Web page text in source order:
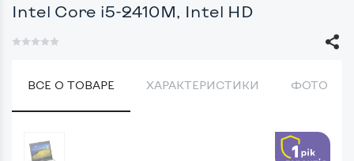
Intel Core i5-2410M, Intel HD
ВСЕ О ТОВАРЕ ХАРАКТЕРИСТИКИ ФОТО